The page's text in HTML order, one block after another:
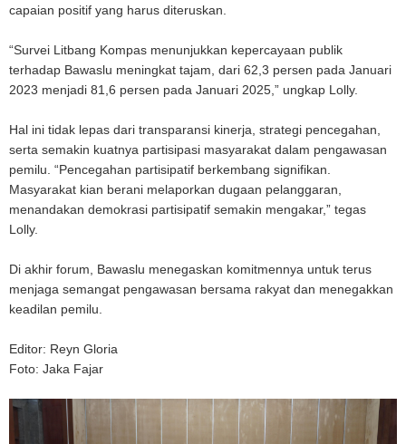
capaian positif yang harus diteruskan.
“Survei Litbang Kompas menunjukkan kepercayaan publik
terhadap Bawaslu meningkat tajam, dari 62,3 persen pada Januari
2023 menjadi 81,6 persen pada Januari 2025,” ungkap Lolly.
Hal ini tidak lepas dari transparansi kinerja, strategi pencegahan,
serta semakin kuatnya partisipasi masyarakat dalam pengawasan
pemilu. “Pencegahan partisipatif berkembang signifikan.
Masyarakat kian berani melaporkan dugaan pelanggaran,
menandakan demokrasi partisipatif semakin mengakar,” tegas
Lolly.
Di akhir forum, Bawaslu menegaskan komitmennya untuk terus
menjaga semangat pengawasan bersama rakyat dan menegakkan
keadilan pemilu.
Editor: Reyn Gloria
Foto: Jaka Fajar